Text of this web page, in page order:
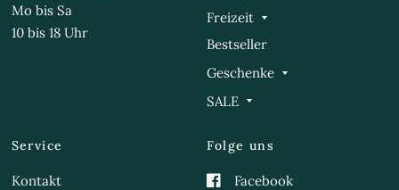
Mo bis Sa
10 bis 18 Uhr
Freizeit
Bestseller
Geschenke
SALE
Service
Kontakt
Folge uns
Facebook